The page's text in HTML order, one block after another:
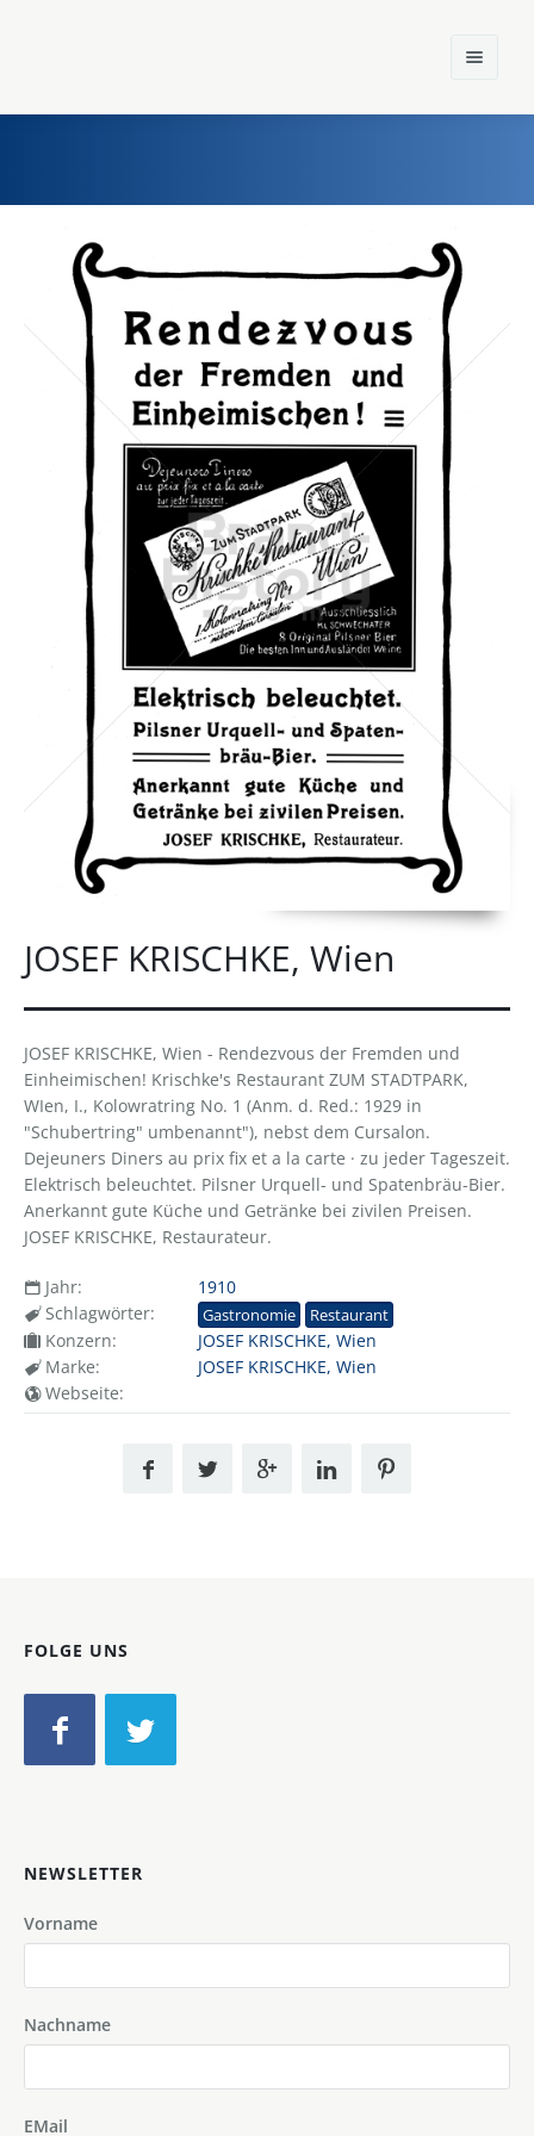
Einst und Heute
Marken
Konzerne
JOSEF KRISCHKE, Wien
JOSEF KRISCHKE, Wien - Rendezvous der Fremden und
Einheimischen! Krischke's Restaurant ZUM STADTPARK,
WIen, I., Kolowratring No. 1 (Anm. d. Red.: 1929 in
"Schubertring" umbenannt"), nebst dem Cursalon.
Dejeuners Diners au prix fix et a la carte · zu jeder Tageszeit.
Elektrisch beleuchtet. Pilsner Urquell- und Spatenbräu-Bier.
Anerkannt gute Küche und Getränke bei zivilen Preisen.
JOSEF KRISCHKE, Restaurateur.
Jahr:
1910
Schlagwörter:
Gastronomie Restaurant
Konzern:
JOSEF KRISCHKE, Wien
Marke:
JOSEF KRISCHKE, Wien
Webseite:
FOLGE UNS
NEWSLETTER
Vorname
Nachname
EMail